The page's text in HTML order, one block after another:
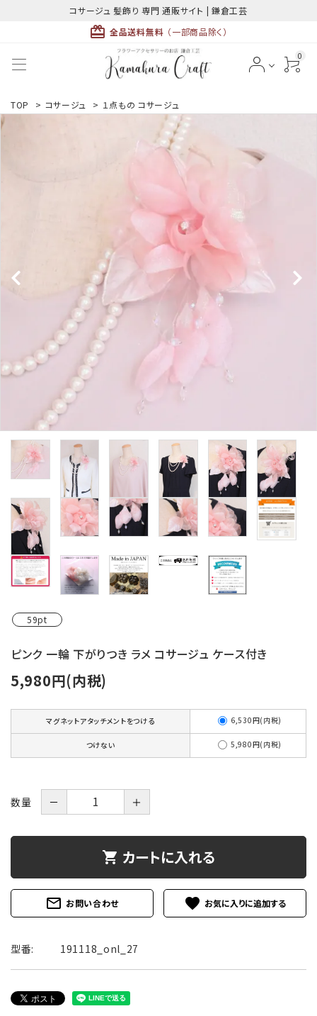
コサージュ 髪飾り 専門 通販サイト | 鎌倉工芸
card_giftcard 全品送料無料 （一部商品除く）
0
ACCOUNT MENU
新規会員登録
最近チェックした商品
カテゴリーから探す
コサージュの色から探す
和装髪飾りの色から探す
シーンから探す
コンテンツ
TOP > コサージュ > １点もの コサージュ
59pt
ピンク 一輪 下がりつき ラメ コサージュ ケース付き
5,980円(内税)
マグネットアタッチメントをつける 6,530円(内税)
つけない 5,980円(内税)
数量 － ＋
shopping_cart カートに入れる
mail_outline お問い合わせ favorite
型番: 191118_onl_27